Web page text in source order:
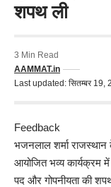
शपथ ली
Last updated: सितम्बर 19,
AAMMAT.in
3 Min Read
Feedback
भजनलाल शर्मा
आयोजित भव्य कार्यक्रम
पद और गोपनीयता की